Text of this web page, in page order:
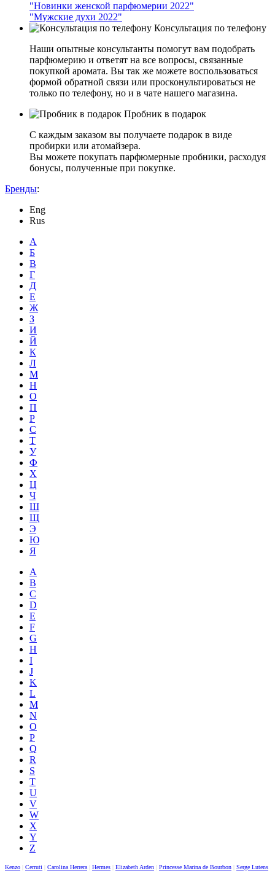
"Новинки женской парфюмерии 2022"
"Мужские духи 2022"
Консультация по телефону
Наши опытные консультанты помогут вам подобрать
парфюмерию и ответят на все вопросы, связанные
покупкой аромата. Вы так же можете воспользоваться
формой обратной связи или просконультироваться не
только по телефону, но и в чате нашего магазина.
Пробник в подарок
С каждым заказом вы получаете подарок в виде
пробирки или атомайзера.
Вы можете покупать парфюмерные пробники, расходуя
бонусы, полученные при покупке.
Бренды:
Eng
Rus
А
Б
В
Г
Д
Е
Ж
З
И
Й
К
Л
М
Н
О
П
Р
С
Т
У
Ф
Х
Ц
Ч
Ш
Щ
Э
Ю
Я
A
B
C
D
E
F
G
H
I
J
K
L
M
N
O
P
Q
R
S
T
U
V
W
X
Y
Z
Kenzo Cerruti Carolina Herrera Hermes Elizabeth Arden Princesse Marina de Bourbon Serge Lutens